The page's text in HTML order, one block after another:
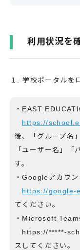
利用状況を
１. 学校ポータルを
・EAST
https://
後、「グループ名」
「ユーザー名」「
す。
・Googleアカウン
https://google-
てください。
・Microsoft
https://*****-
スしてください。